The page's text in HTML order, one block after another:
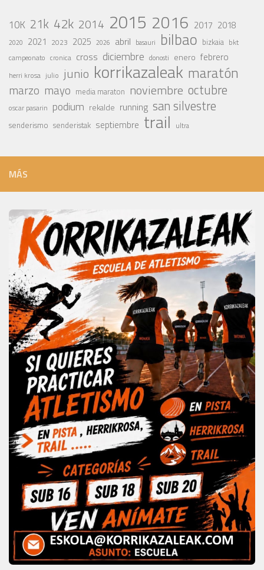
10K 21k 42k 2014 2015 2016 2017 2018
2020 2021 2023 2025 2026 abril basauri bilbao bizkaia bkt
campeonato cronica cross diciembre donosti enero febrero
herri krosa julio junio korrikazaleak maratón
marzo mayo media maraton noviembre octubre
oscar pasarin podium rekalde running san silvestre
senderismo senderistak septiembre trail ultra
MÁS